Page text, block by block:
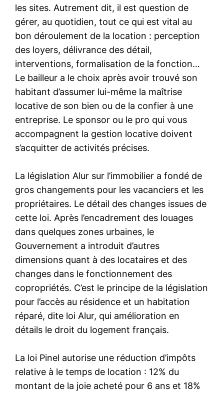
les sites. Autrement dit, il est question de
gérer, au quotidien, tout ce qui est vital au
bon déroulement de la location : perception
des loyers, délivrance des détail,
interventions, formalisation de la fonction…
Le bailleur a le choix après avoir trouvé son
habitant d’assumer lui-même la maîtrise
locative de son bien ou de la confier à une
entreprise. Le sponsor ou le pro qui vous
accompagnent la gestion locative doivent
s’acquitter de activités précises.
La législation Alur sur l’immobilier a fondé de
gros changements pour les vacanciers et les
propriétaires. Le détail des changes issues de
cette loi. Après l’encadrement des louages
dans quelques zones urbaines, le
Gouvernement a introduit d’autres
dimensions quant à des locataires et des
changes dans le fonctionnement des
copropriétés. C’est le principe de la législation
pour l’accès au résidence et un habitation
réparé, dite loi Alur, qui amélioration en
détails le droit du logement français.
La loi Pinel autorise une réduction d’impôts
relative à le temps de location : 12% du
montant de la joie acheté pour 6 ans et 18%